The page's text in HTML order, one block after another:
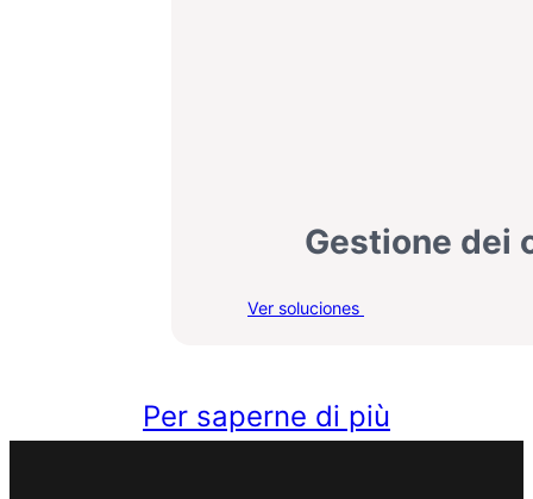
Gestione dei
Ver soluciones
Per saperne di più